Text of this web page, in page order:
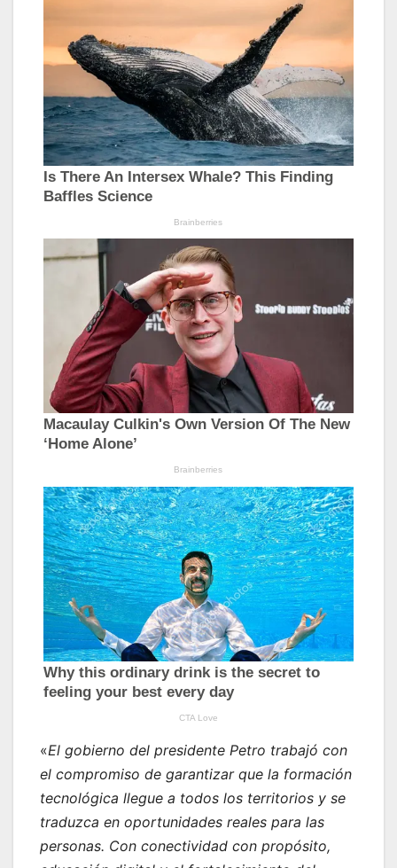
«El gobierno del presidente Petro trabajó con
el compromiso de garantizar que la formación
tecnológica llegue a todos los territorios y se
traduzca en oportunidades reales para las
personas. Con conectividad con propósito,